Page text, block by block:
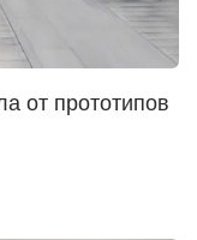
от прототипов